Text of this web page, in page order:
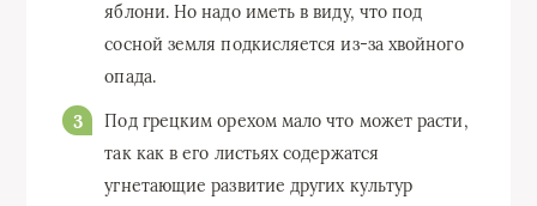
яблони. Но надо иметь в виду, что под
сосной земля подкисляется из-за хвойного
опада.
Под грецким орехом мало что может расти,
так как в его листьях содержатся
угнетающие развитие других культур